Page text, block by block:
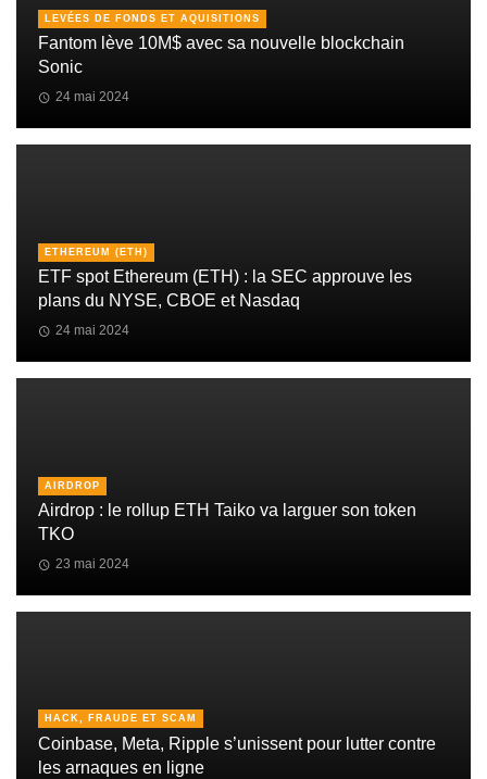
LEVÉES DE FONDS ET AQUISITIONS
Fantom lève 10M$ avec sa nouvelle blockchain
Sonic
24 mai 2024
ETHEREUM (ETH)
ETF spot Ethereum (ETH) : la SEC approuve les
plans du NYSE, CBOE et Nasdaq
24 mai 2024
AIRDROP
Airdrop : le rollup ETH Taiko va larguer son token
TKO
23 mai 2024
HACK, FRAUDE ET SCAM
Coinbase, Meta, Ripple s’unissent pour lutter contre
les arnaques en ligne